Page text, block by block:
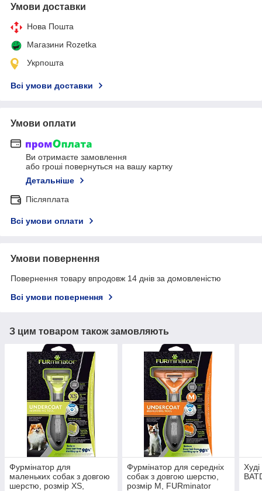
Умови доставки
Нова Пошта
Магазини Rozetka
Укрпошта
Всі умови доставки
Умови оплати
Ви отримаєте замовлення
або гроші повернуться на вашу картку
Детальніше
Післяплата
Всі умови оплати
Умови повернення
Повернення товару впродовж 14 днів за домовленістю
Всі умови повернення
З цим товаром також замовляють
Фурмінатор для
маленьких собак з довгою
шерстю, розмір XS,
Фурмінатор для середніх
собак з довгою шерстю,
розмір М, FURminator